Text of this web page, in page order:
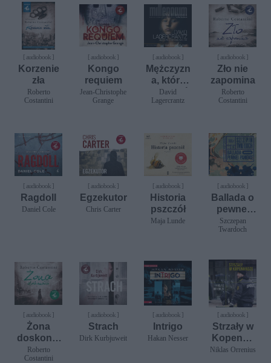
[ audiobook ]
Korzenie
zła
Roberto
Costantini
[ audiobook ]
Kongo
requiem
Jean-Christophe
Grange
[ audiobook ]
Mężczyzn
a, który
gonił swój
cień
David
Lagercrantz
[ audiobook ]
Zło nie
zapomina
Roberto
Costantini
[ audiobook ]
Ragdoll
Daniel Cole
[ audiobook ]
Egzekutor
Chris Carter
[ audiobook ]
Historia
pszczół
Maja Lunde
[ audiobook ]
Ballada o
pewnej
panience
Szczepan
Twardoch
[ audiobook ]
Żona
doskonał
a
Roberto
Costantini
[ audiobook ]
Strach
Dirk Kurbjuweit
[ audiobook ]
Intrigo
Hakan Nesser
[ audiobook ]
Strzały w
Kopenha
dze
Niklas Orrenius